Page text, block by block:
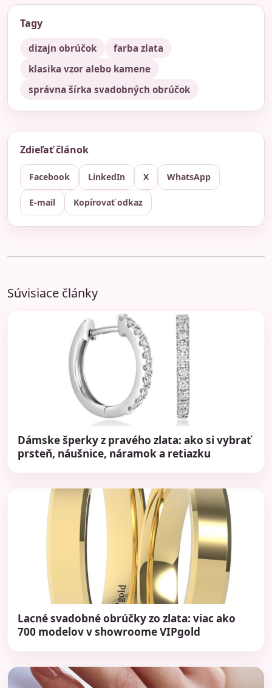
Tagy
dizajn obrúčok
farba zlata
klasika vzor alebo kamene
správna šírka svadobných obrúčok
Zdieľať článok
Facebook LinkedIn X WhatsApp
E-mail Kopírovať odkaz
Súvisiace články
Dámske šperky z pravého zlata: ako si vybrať
prsteň, náušnice, náramok a retiazku
Lacné svadobné obrúčky zo zlata: viac ako
700 modelov v showroome VIPgold